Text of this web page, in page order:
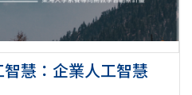
慧：企業人工智慧